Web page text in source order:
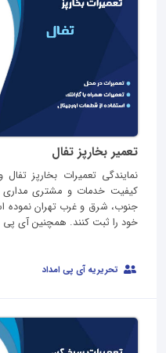
تعمیر بخارپز تفال
نمایندگی تعمیرات بخارپز
کیفیت خدمات و مشتری مداری
جنوب، شرق و غرب تهران نموده
خود را ثبت کنند. همچنین آی پی
تحریریه آی پی امداد